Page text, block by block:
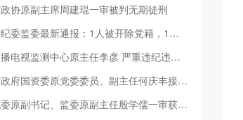
协原副主席周建琨一审被判无期徒刑
委监委最新通报：1人被开除党籍，1人被双开
视监测中心原主任李彦 严重违纪违法被开除党籍
国资委原党委委员、副主任何庆丰接受纪律审查和监察调查
原副书记、监委原副主任殷学儒一审获刑十一年